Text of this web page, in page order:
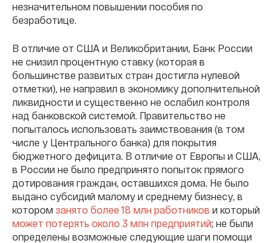
незначительном повышении пособия по
безработице.
В отличие от США и Великобритании, Банк России
не снизил процентную ставку (которая в
большинстве развитых стран достигла нулевой
отметки), не направил в экономику дополнительной
ликвидности и существенно не ослабил контроля
над банковской системой. Правительство не
попыталось использовать заимствования (в том
числе у Центрального банка) для покрытия
бюджетного дефицита. В отличие от Европы и США,
в России не было предпринято попыток прямого
дотирования граждан, оставшихся дома. Не было
выдано субсидий малому и среднему бизнесу, в
котором занято более 18 млн работников и который
может потерять около 3 млн предприятий; не были
определены возможные следующие шаги помощи